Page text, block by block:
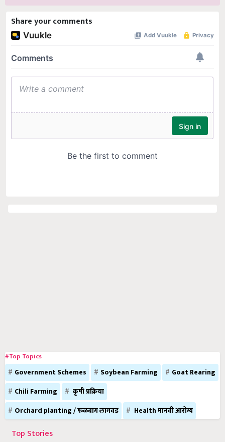
Share your comments
#Top Topics
Government Schemes Soybean Farming
Goat Rearing
Chili Farming
कृषी प्रक्रिया
Orchard planting / फळबाग लागवड
Health मानवी आरोग्य
Top Stories